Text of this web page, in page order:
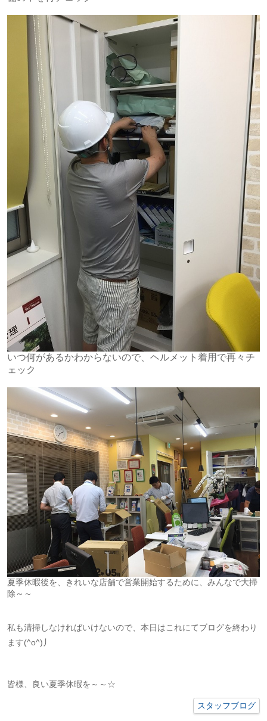
いつ何があるかわからないので、ヘルメット着用で再々チ
ェック
夏季休暇後を、きれいな店舗で営業開始するために、みんなで大掃
除～～
私も清掃しなければいけないので、本日はこれにてブログを終わり
ます(^o^)丿
皆様、良い夏季休暇を～～☆
スタッフブログ